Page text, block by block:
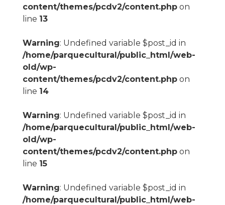
content/themes/pcdv2/content.phpon
line 13
Warning: Undefined variable $post_id in
/home/parquecultural/public_html/web-
old/wp-
content/themes/pcdv2/content.phpon
line 14
Warning: Undefined variable $post_id in
/home/parquecultural/public_html/web-
old/wp-
content/themes/pcdv2/content.phpon
line 15
Warning: Undefined variable $post_id in
/home/parquecultural/public_html/web-